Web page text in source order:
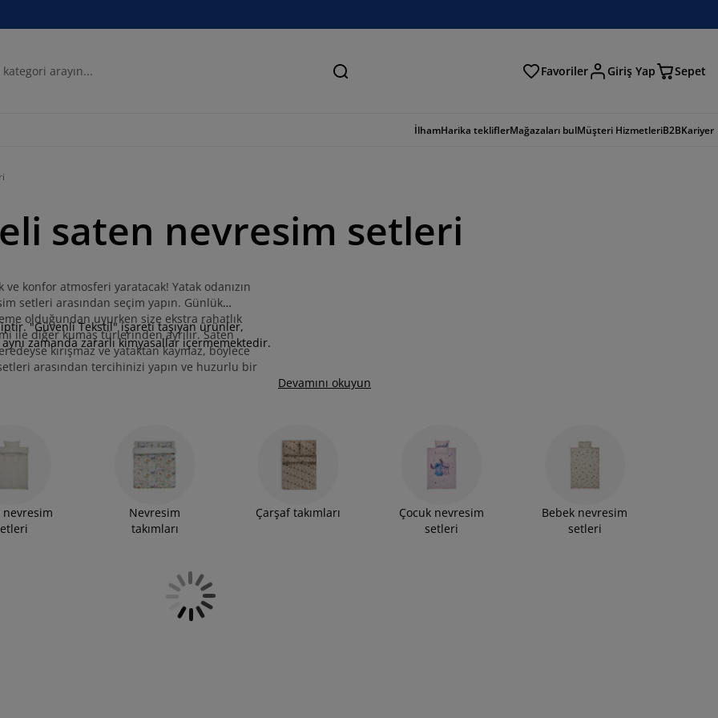
Ara Favoriler Giriş Yap Sepet
İlhamHarika tekliflerMağazaları bulMüşteri HizmetleriB2BKariyer
saten nevresim setleri
konfor atmosferi yaratacak! Yatak odanızın
setleri arasından seçim yapın. Günlük
olduğundan uyurken size ekstra rahatlık
ile diğer kumaş türlerinden ayrılır. Saten
kırışmaz ve yataktan kaymaz, böylece
"Güvenli Tekstil" işareti taşıyan ürünler,
zamanda zararlı kimyasallar içermemektedir.
arasından tercihinizi yapın ve huzurlu bir
Devamını okuyun
nevresim
Nevresim
takımları
Çarşaf takımları
Çocuk nevresim
setleri
Bebek nevresim
setleri